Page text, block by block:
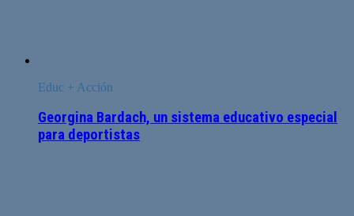
Educ + Acción
Georgina Bardach, un sistema educativo especial
para deportistas